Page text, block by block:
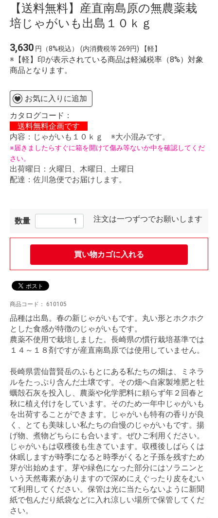
【送料無料】産直南島原の無農薬栽
培じゃがいも出島１０ｋｇ
3,630 円（8%税込） (内消費税等 269円) 【軽】
※【軽】印が表示されている商品は軽減税率（8%）対象
商品となります。
お気に入りに追加
カタログコード：
送料無料企画です
内容：じゃがいも１０ｋｇ ※大小混みです。
※届きましたらすぐに箱を開けて傷み等ないか中を確認してくだ
さい。
出荷曜日：火曜日、木曜日、土曜日
配達：佐川急便でお届けします。
数量 注文は一つずつでお願いします
買い物カゴに入れる
商品コード： 610105
品種は出島。春の新じゃがいもです。丸い形とホクホク
とした食感が特徴のじゃがいもです。
農薬不使用で栽培しました。長崎県の慣行栽培基準では
１４～１８剤ですが産直南島原では使用していません。
長崎県雲仙普賢岳のふもとにある私たちの畑は、ミネラ
ルをたっぷり含んだ土壌です。その畑へ自家製堆肥と牡
蠣殻石灰を投入し、農薬や化学肥料に頼らず年２回春と
秋に植え付けをしています。そのため一年中じゃがいも
を出荷することができます。じゃがいも特有の香りが良
く、とても美味しい私たちの自慢のじゃがいもです。揚
げ物、煮物どちらにも合います。ぜひご利用ください。
じゃがいもは収穫後も生きています。収穫後しばらくは
休眠しますが時季になると時季がくると子孫を残すため
芽が出始めます。芽や緑色になった部分にはソラニンと
いう天然毒素がありますので深めにえぐったり皮をむい
て利用してください。保管は光に当たらないように新聞
紙で包んだり紙袋などに入れ涼しい場所で保管してくだ
さい。